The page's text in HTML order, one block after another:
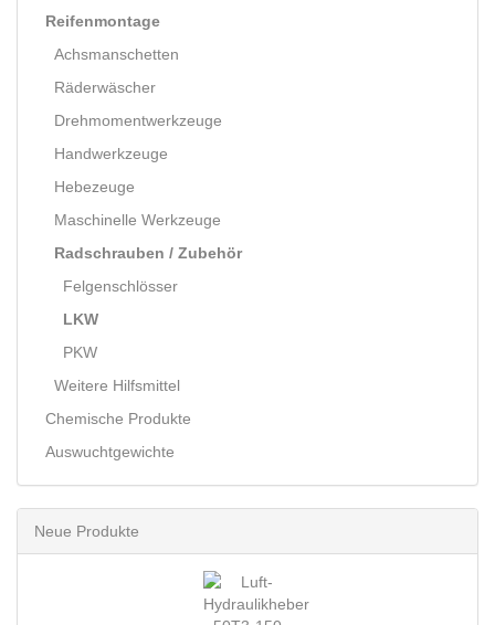
Reifenmontage
Achsmanschetten
Räderwäscher
Drehmomentwerkzeuge
Handwerkzeuge
Hebezeuge
Maschinelle Werkzeuge
Radschrauben / Zubehör
Felgenschlösser
LKW
PKW
Weitere Hilfsmittel
Chemische Produkte
Auswuchtgewichte
Neue Produkte